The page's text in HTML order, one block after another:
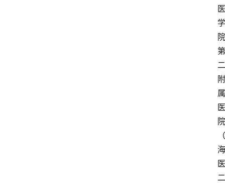
医
学
院
第
二
附
属
医
院
（
海
医
二